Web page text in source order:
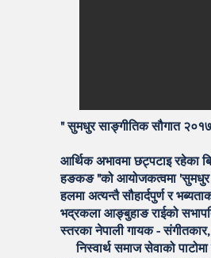
" सुमधुर साङ्गीतिक सौगात
आर्थिक अभावमा छट्पटाइ रहेका
हङकङ "को आयोजकत्वमा 'सुमधुर
हलमा अत्यन्तै सौहार्दपुर्ण र
भद्रकला आङ्बुहाङ राईको
स्तरका नेपाली गायक -
निस्वार्थ समाज सेवाको